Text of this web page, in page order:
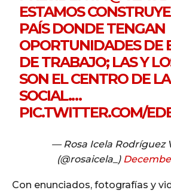
ESTAMOS
PAÍS DONDE TENGAN
OPORTUNIDADES DE
DE TRABAJO; LAS Y
SON EL CENTRO DE
SOCIAL.…
PIC.TWITTER.COM/
— Rosa Icela Rodríguez
(@rosaicela_)
Con enunciados, fotografías y